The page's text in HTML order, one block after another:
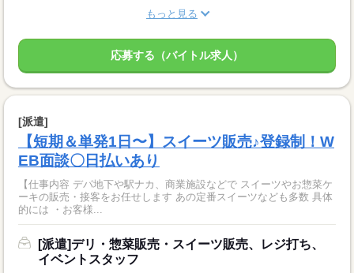
もっと見る
応募する（バイトル求人）
[派遣]
【短期＆単発1日〜】スイーツ販売♪登録制！W
EB面談〇日払いあり
【仕事内容 デパ地下や駅ナカ、商業施設などで スイーツやお惣菜ケ
ーキの販売・接客をお任せします あの定番スイーツなども多数 具体
的には ・お客様...
[派遣]デリ・惣菜販売・スイーツ販売、レジ打ち、
イベントスタッフ